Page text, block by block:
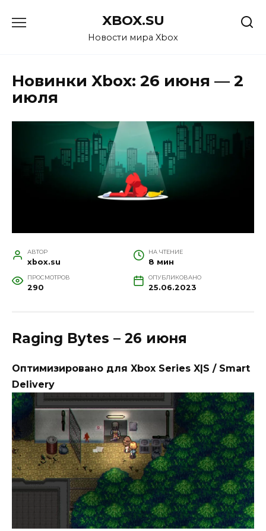
XBOX.SU
Новости мира Xbox
Новинки Xbox: 26 июня — 2
июля
АВТОР
xbox.su
НА ЧТЕНИЕ
8 мин
ПРОСМОТРОВ
290
ОПУБЛИКОВАНО
25.06.2023
Raging Bytes – 26 июня
Оптимизировано для Xbox Series X|S / Smart
Delivery